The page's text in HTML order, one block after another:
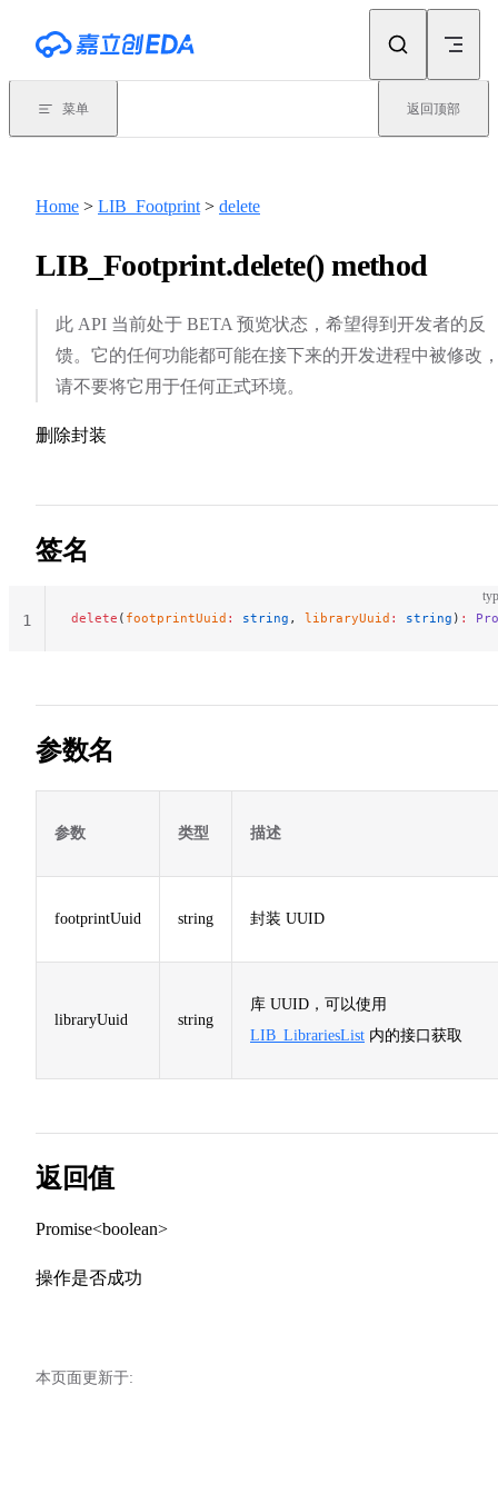
菜单 返回顶部
Home > LIB_Footprint > delete
LIB_Footprint.delete() method
此 API 当前处于 BETA 预览状态，希望得到开发者的反
馈。它的任何功能都可能在接下来的开发进程中被修改
请不要将它用于任何正式环境。
删除封装
签名
delete ( footprintUuid : string , libraryUuid : string ) :
1
参数名
参数 类型 描述
footprintUuid string 封装 UUID
libraryUuid string
库 UUID，可以使用
LIB_LibrariesList 内的接口获取
返回值
Promise<boolean>
操作是否成功
本页面更新于: